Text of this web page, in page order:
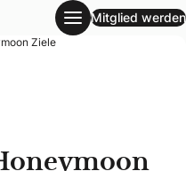
Mitglied werden
Ziele